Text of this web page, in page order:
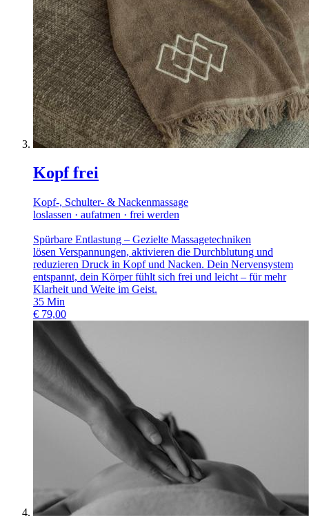
Kopf frei
Kopf-, Schulter- & Nackenmassage
loslassen · aufatmen · frei werden
Spürbare Entlastung – Gezielte Massagetechniken
lösen Verspannungen, aktivieren die Durchblutung und
reduzieren Druck in Kopf und Nacken. Dein Nervensystem
entspannt, dein Körper fühlt sich frei und leicht – für mehr
Klarheit und Weite im Geist.
35 Min
€ 79,00